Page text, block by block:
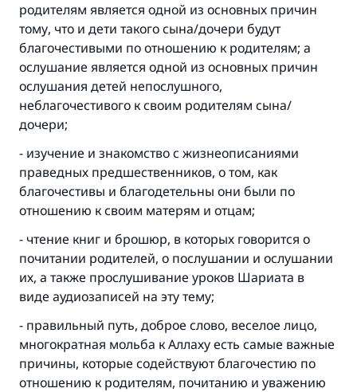
родителям является одной из основных причин
тому, что и дети такого сына/дочери будут
благочестивыми по отношению к родителям; а
ослушание является одной из основных причин
ослушания детей непослушного,
неблагочестивого к своим родителям сына/
дочери;
- изучение и знакомство с жизнеописаниями
праведных предшественников, о том, как
благочестивы и благодетельны они были по
отношению к своим матерям и отцам;
- чтение книг и брошюр, в которых говорится о
почитании родителей, о послушании и ослушании
их, а также прослушивание уроков Шариата в
виде аудиозаписей на эту тему;
- правильный путь, доброе слово, веселое лицо,
многократная мольба к Аллаху есть самые важные
причины, которые содействуют благочестию по
отношению к родителям, почитанию и уважению